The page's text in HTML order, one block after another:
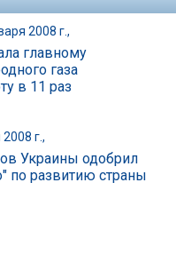
2008 г.,
главному
газа
в 11 раз
г.,
Украины одобрил
по развитию страны